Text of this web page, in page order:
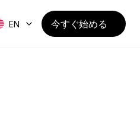
EN 今すぐ始める